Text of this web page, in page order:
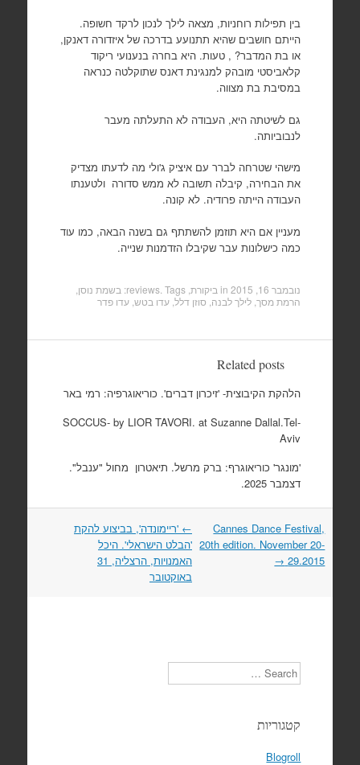
בין תפילות רוחניות, מצאה לילך לנכון לרקד חשופה.
הייתם חושבים שהיא תתנועע בדרכה של איזדורה דאנקן,
או בת המדבר? , טעות. היא בחרה בנענועי ריקוד
קלאביסטי מובהק למנגינת דאנס שתוקלטה כנראה
במסיבת בת מצווה.
גם לשיטתה היא, העבודה לא התעלתה מעבר
לנבוביותה.
מישהי שטרחה לברר עם איציק ג'ולי מה לדעתו מצדיק
את הבחירה, קיבלה תשובה לא ממש סדורה ולטענתו
העבודה הייתה פרודיה. לא קונה.
מעניין אם היא תוזמן להשתתף גם בשנה הבאה, כמו עוד
כמה כישלונות עבר שקיבלו הזדמנות שנייה.
נובמבר 16, 2015 in ביקורת, reviews . Tags: בשמת נוסן
הרמת מסך, לילך לבנה סוזן דלל, עדו בטש, עדו פדר
Related posts
הלהקת הקיבוצית- 'זיכרון דברים'. כוריאוגרפיה: רמי באר
SOCCUS- by LIOR TAVORI. at Suzanne Dallal.Tel-
Aviv
'מונגר' כוריאוגרף: ברק מרשל. תיאטרון מחול "ענבל".
דצמבר 2025.
Post
navigation
← 'ריימונדה', בביצוע להקת
'הבלט הישראלי'. היכל
האמנויות, הרצליה, 31
באוקטובר
Cannes Dance Festival,
20th edition. November 20-
29.2015
→
Search
קטגוריות
Blogroll